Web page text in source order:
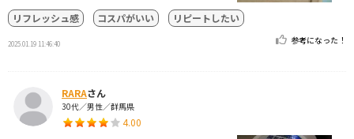
リフレッシュ感
コスパがいい リピートしたい
2025.01.19 11:46:40 参考になった！
RARAさん
30代／男性／群馬県
4.00